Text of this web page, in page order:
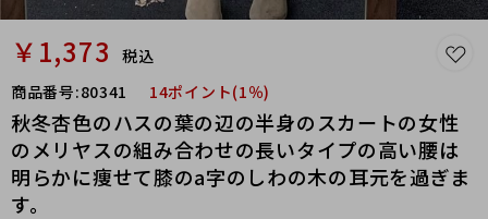
￥1,373
税込
商品番号:80341 14ポイント(1％)
秋冬杏色のハスの葉の辺の半身のスカートの女性
のメリヤスの組み合わせの長いタイプの高い腰は
明らかに痩せて膝のa字のしわの木の耳元を過ぎま
す。